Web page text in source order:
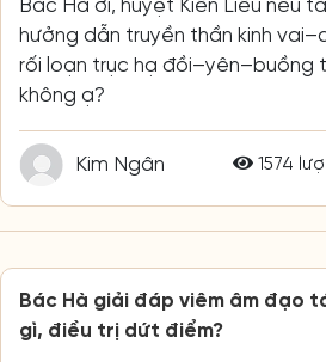
Bác Hà ơi, huyệt Kiên Liêu nếu
hưởng dẫn truyền thần kinh
rối loạn trục hạ đồi–yên–buồng
không ạ?
Kim Ngân 1574
Bác Hà giải đáp viêm âm đạo
gì, điều trị dứt điểm?